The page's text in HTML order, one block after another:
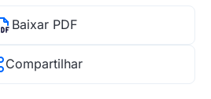
Baixar PDF
Compartilhar